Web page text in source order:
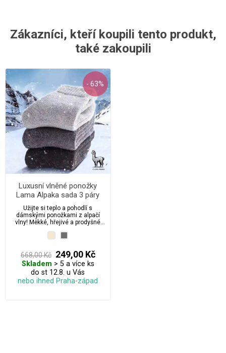
Zákazníci, kteří koupili tento produkt,
také zakoupili
- 63%
Luxusní vlněné ponožky
Lama Alpaka sada 3 páry
dámské
Užijte si teplo a pohodlí s
dámskými ponožkami z alpačí
vlny! Měkké, hřejivé a prodyšné
ideální pro chladné dny. Bez
komfort a volnou cirkulaci krve.
Perfektní volba pro citlivou
pokožku.
668,00 Kč 249,00 Kč
Skladem > 5 a více ks
do st 12.8. u Vás
nebo ihned Praha-západ